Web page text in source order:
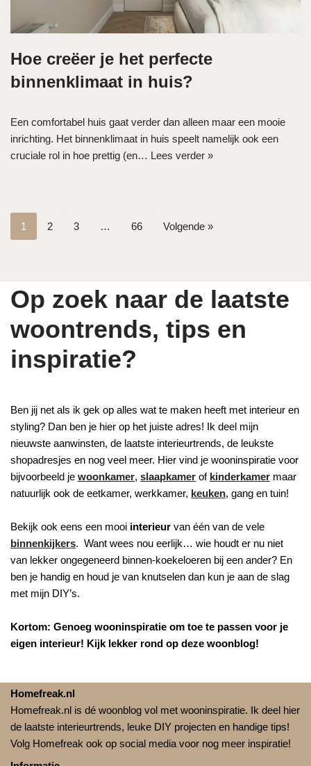
Hoe creëer je het perfecte
binnenklimaat in huis?
Een comfortabel huis gaat verder dan alleen maar een mooie
inrichting. Het binnenklimaat in huis speelt namelijk ook een
cruciale rol in hoe prettig (en… Lees verder »
1 2 3 … 66 Volgende »
Op zoek naar de laatste
woontrends, tips en
inspiratie?
Ben jij net als ik gek op alles wat te maken heeft met interieur en
styling? Dan ben je hier op het juiste adres! Ik deel mijn
nieuwste aanwinsten, de laatste interieurtrends, de leukste
shopadresjes en nog veel meer. Hier vind je wooninspiratie voor
bijvoorbeeld je woonkamer, slaapkamer of kinderkamer maar
natuurlijk ook de eetkamer, werkkamer, keuken, gang en tuin!
Bekijk ook eens een mooi interieur van één van de vele
binnenkijkers. Want wees nou eerlijk… wie houdt er nu niet
van lekker ongegeneerd binnen-koekeloeren bij een ander? En
ben je handig en houd je van knutselen dan kun je aan de slag
met mijn DIY’s.
Kortom: Genoeg wooninspiratie om toe te passen voor je
eigen interieur! Kijk lekker rond op deze woonblog!
Homefreak.nl
Homefreak.nl is dé woonblog vol met wooninspiratie. Ik deel hier
de laatste interieurtrends, leuke DIY projecten en handige tips!
Volg Homefreak ook op social media voor nog meer inspiratie!